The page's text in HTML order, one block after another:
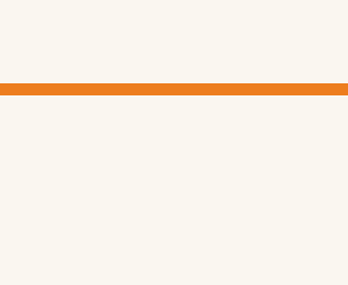
Name: